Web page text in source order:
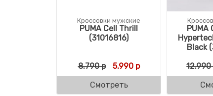
Кроссовки мужские
PUMA Cell Thrill
(31016816)
8.790р Первоначальная цена
5.990рТекущая цена:
Смотреть
PUMA
Black
12.990